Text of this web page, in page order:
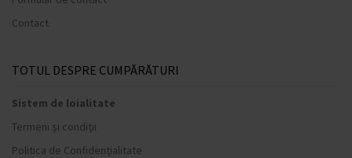
Contact
TOTUL DESPRE CUMPĂRĂTURI
Sistem de loialitate
Termeni și condiții
Politica de Confidențialitate